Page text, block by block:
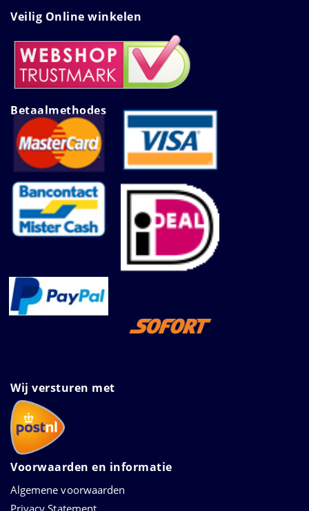
Veilig Online winkelen
Betaalmethodes
Wij versturen met
Voorwaarden en informatie
Algemene voorwaarden
Privacy Statement